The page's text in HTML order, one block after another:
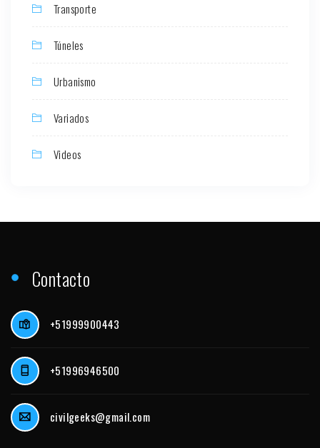
Transporte
Túneles
Urbanismo
Variados
Videos
Contacto
+51999900443
+51996946500
civilgeeks@gmail.com